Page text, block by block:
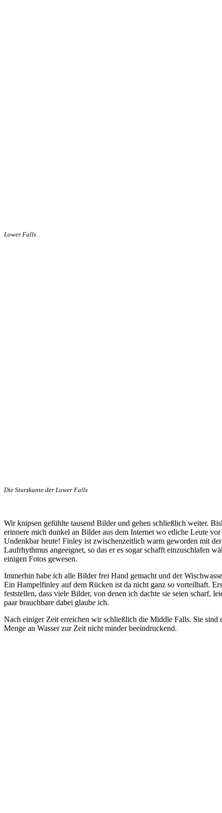
Lower Falls
Die Sturzkante der Lower Falls
Wir knipsen gefühlte tausend Bilder und gehen schließlich weiter.
erinnere mich dunkel an Bilder aus dem Internet wo etliche Leute
Undenkbar heute! Finley ist zwischenzeitlich warm geworden mit
Laufrhythmus angeeignet, so das er es sogar schafft einzuschlafen
einigen Fotos gewesen.
Immerhin habe ich alle Bilder frei Hand gemacht und der
Ein Hampelfinley auf dem Rücken ist da nicht ganz so vorteilhaft.
feststellen, dass viele Bilder, von denen ich dachte sie seien scharf,
paar brauchbare dabei glaube ich.
Nach einiger Zeit erreichen wir schließlich die Middle Falls. Sie sind
Menge an Wasser zur Zeit nicht minder beeindruckend.